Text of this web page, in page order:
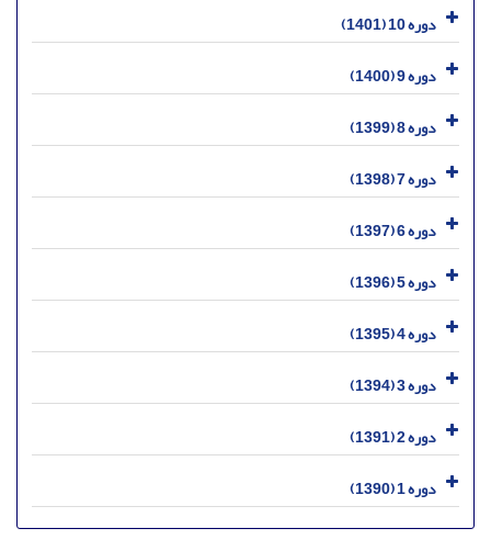
دوره 10 (1401)
دوره 9 (1400)
دوره 8 (1399)
دوره 7 (1398)
دوره 6 (1397)
دوره 5 (1396)
دوره 4 (1395)
دوره 3 (1394)
دوره 2 (1391)
دوره 1 (1390)